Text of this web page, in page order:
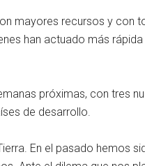
mayores recursos y con
han actuado más
próximas, con tres
de desarrollo.
En el pasado hemos